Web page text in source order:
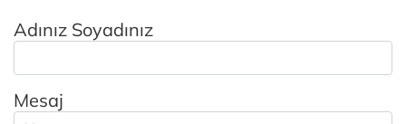
Adınız Soyadınız
Mesaj